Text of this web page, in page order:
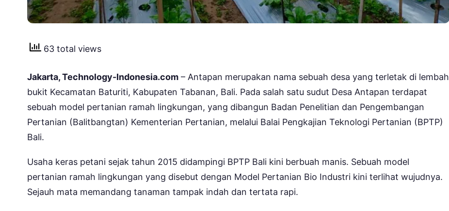
63 total views
Jakarta, Technology-Indonesia.com – Antapan merupakan nama sebuah desa yang terletak di lembah
bukit Kecamatan Baturiti, Kabupaten Tabanan, Bali. Pada salah satu sudut Desa Antapan terdapat
sebuah model pertanian ramah lingkungan, yang dibangun Badan Penelitian dan Pengembangan
Pertanian (Balitbangtan) Kementerian Pertanian, melalui Balai Pengkajian Teknologi Pertanian (BPTP)
Bali.
Usaha keras petani sejak tahun 2015 didampingi BPTP Bali kini berbuah manis. Sebuah model
pertanian ramah lingkungan yang disebut dengan Model Pertanian Bio Industri kini terlihat wujudnya.
Sejauh mata memandang tanaman tampak indah dan tertata rapi.